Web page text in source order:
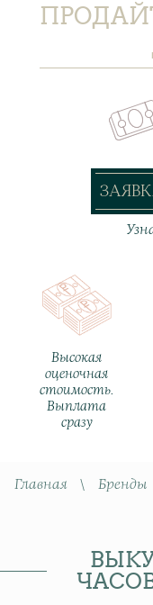
Высокая
оценочная
стоимость.
Выплата
сразу
Главная \ Бренды
ЧАСОВ